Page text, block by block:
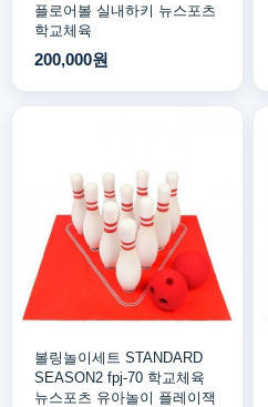
플로어볼 실내하키 뉴스포츠
학교체육
200,000원
볼링놀이세트 STANDARD
SEASON2 fpj-70 학교체육
뉴스포츠 유아놀이 플레이잭